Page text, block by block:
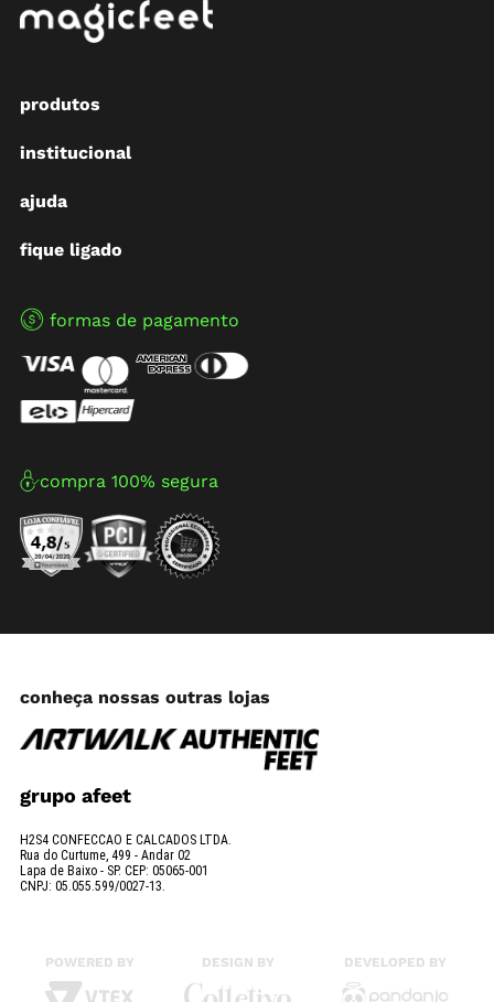
produtos
institucional
ajuda
fique ligado
formas de pagamento
compra 100% segura
conheça nossas outras lojas
grupo afeet
H2S4 CONFECCAO E CALCADOS LTDA.
Rua do Curtume, 499 - Andar 02
Lapa de Baixo - SP. CEP: 05065-001
CNPJ: 05.055.599/0027-13.
POWERED BY DESIGN BY DEVELOPED BY